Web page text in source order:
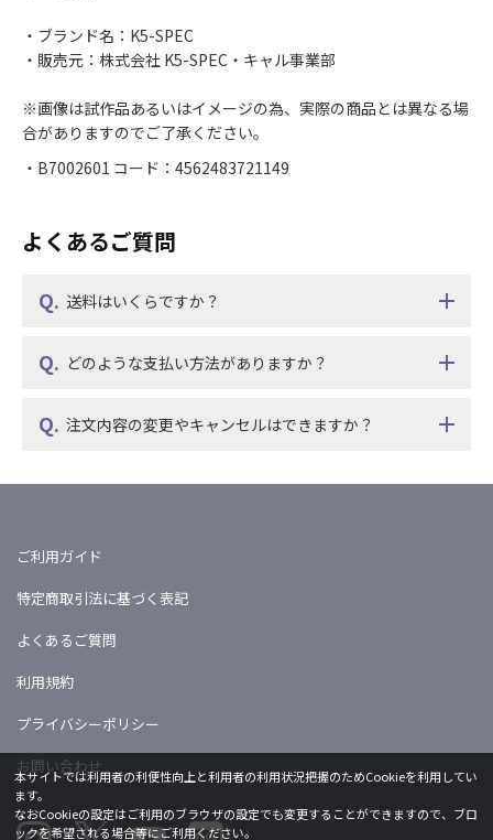
・ブランド名：K5-SPEC
・販売元：株式会社 K5-SPEC・キャル事業部
※画像は試作品あるいはイメージの為、実際の商品とは異なる場
合がありますのでご了承ください。
・B7002601 コード：4562483721149
よくあるご質問
送料はいくらですか？
どのような支払い方法がありますか？
注文内容の変更やキャンセルはできますか？
ご利用ガイド
特定商取引法に基づく表記
よくあるご質問
利用規約
プライバシーポリシー
お問い合わせ
本サイトでは利用者の利便性向上と利用者の利用状況把握のためCookieを利用してい
ます。
なおCookieの設定はご利用のブラウザの設定でも変更することができますので、ブロ
ックを希望される場合等にご利用ください。